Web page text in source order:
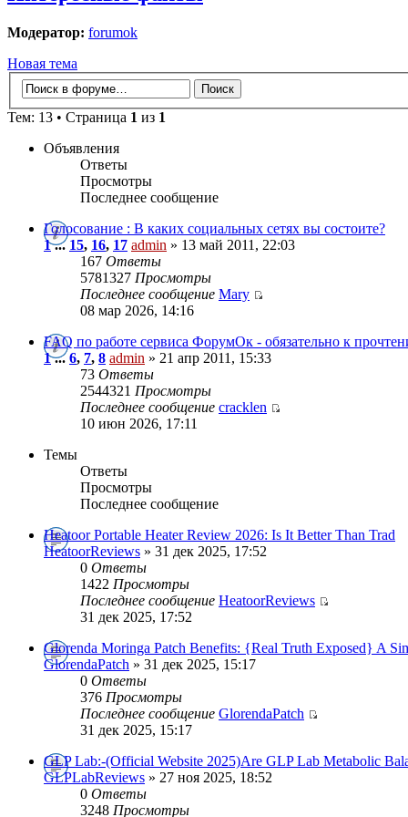
Модератор: forumok
Новая тема
Тем: 13 • Страница 1 из 1
Объявления
Ответы
Просмотры
Последнее сообщение
Голосование : В каких социальных сетях вы состоите?
1... 15, 16, 17 admin » 13 май 2011, 22:03
167 Ответы
5781327 Просмотры
Последнее сообщение Mary
08 мар 2026, 14:16
FAQ по работе сервиса ФорумОк - обязательно к
1...6, 7, 8 admin » 21 апр 2011, 15:33
73 Ответы
2544321 Просмотры
Последнее сообщение cracklen
10 июн 2026, 17:11
Темы
Ответы
Просмотры
Последнее сообщение
Heatoor Portable Heater Review 2026: Is It Better Than Trad
HeatoorReviews » 31 дек 2025, 17:52
0 Ответы
1422 Просмотры
Последнее сообщение HeatoorReviews
31 дек 2025, 17:52
Glorenda Moringa Patch Benefits: {Real Truth Exposed} A
GlorendaPatch » 31 дек 2025, 15:17
0 Ответы
376 Просмотры
Последнее сообщение GlorendaPatch
31 дек 2025, 15:17
GLP Lab:-(Official Website 2025)Are GLP Lab Metabolic
GLPLabReviews » 27 ноя 2025, 18:52
0 Ответы
3248 Просмотры